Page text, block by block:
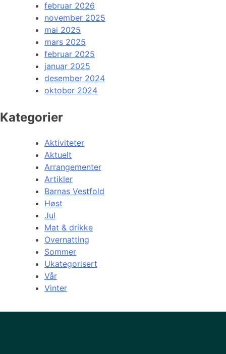
februar 2026
november 2025
mai 2025
mars 2025
februar 2025
januar 2025
desember 2024
oktober 2024
Kategorier
Aktiviteter
Aktuelt
Arrangementer
Artikler
Barnas Vestfold
Høst
Jul
Mat & drikke
Overnatting
Sommer
Ukategorisert
Vår
Vinter